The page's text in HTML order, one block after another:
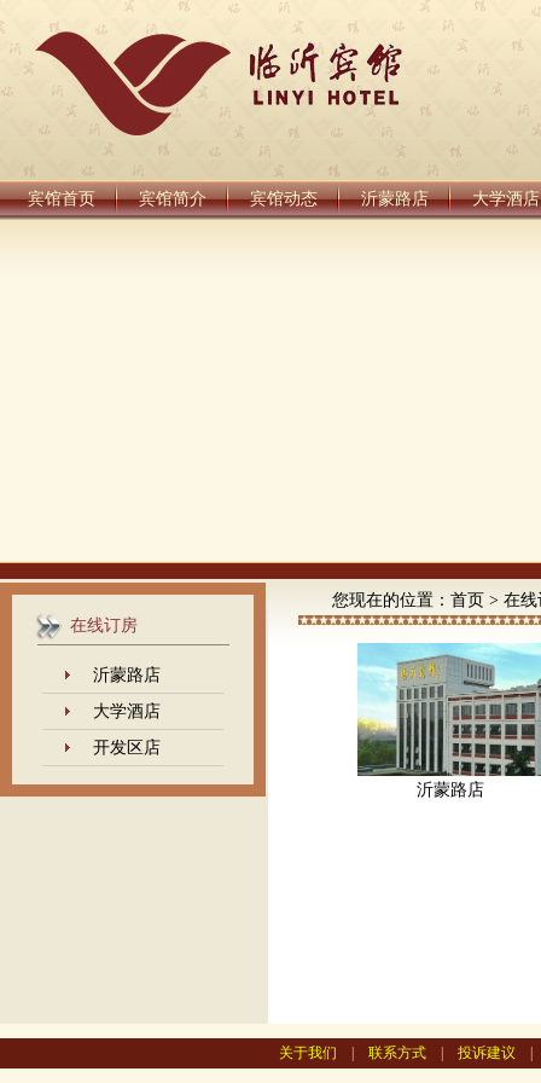
宾馆首页 宾馆简介 宾馆动态 沂蒙路店 大学酒店
在线订房
沂蒙路店
大学酒店
开发区店
您现在的位置： 首页 > 在线
沂蒙路店
关于我们 联系方式 投诉建议